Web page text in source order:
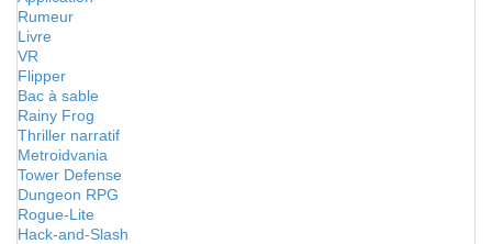
Rumeur
Livre
VR
Flipper
Bac à sable
Rainy Frog
Thriller narratif
Metroidvania
Tower Defense
Dungeon RPG
Rogue-Lite
Hack-and-Slash